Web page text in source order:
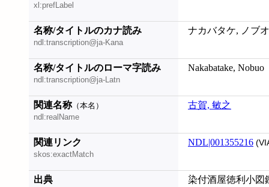
xl:prefLabel
名称/タイトルのカナ読み
ndl:transcription@ja-Kana
ナカバタケ, ノブオ
名称/タイトルのローマ字読み
ndl:transcription@ja-Latn
Nakabatake, Nobuo
関連名称（本名）
ndl:realName
古賀, 敏之
関連リンク
skos:exactMatch
NDL|001355216
出典 染付酒屋徳利小図